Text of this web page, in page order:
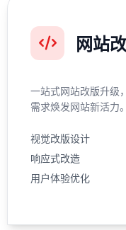
网站
一站式网站改版升级
需求焕发网站新活力。
视觉改版设计
响应式改造
用户体验优化